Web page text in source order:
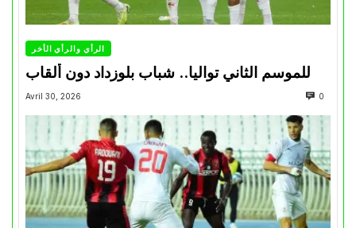
الرأي والرأي الأخر
للموسم الثاني تواليا.. شباب بلوزداد دون ألقاب
Avril 30, 2026 0